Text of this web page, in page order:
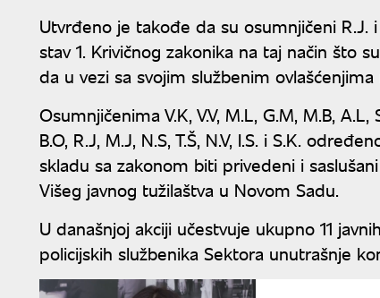
Utvrđeno je takođe da su osumnjičeni R.J.
stav 1. Krivičnog zakonika na taj način što
da u vezi sa svojim službenim
Osumnjičenima V.K, V.V, M.L, G.M, M.B, A.L,
B.O, R.J, M.J, N.S, T.Š, N.V, I.S. i S.K.
skladu sa zakonom biti privedeni i
Višeg javnog tužilaštva u Novom Sadu.
U današnjoj akciji učestvuje ukupno 11
policijskih službenika Sektora unutrašnje